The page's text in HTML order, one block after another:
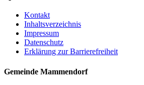
Kontakt
Inhaltsverzeichnis
Impressum
Datenschutz
Erklärung zur Barrierefreiheit
Gemeinde Mammendorf